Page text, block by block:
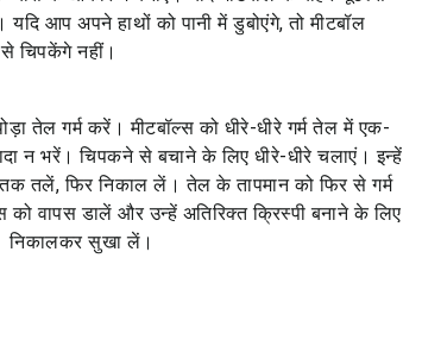
आप अपने हाथों को पानी में डुबोएंगे, तो मीटबॉल
चिपकेंगे नहीं।
तेल गर्म करें। मीटबॉल्स को धीरे-धीरे गर्म तेल में एक-
न भरें। चिपकने से बचाने के लिए धीरे-धीरे चलाएं। इन्हें
तलें, फिर निकाल लें। तेल के तापमान को फिर से गर्म
को वापस डालें और उन्हें अतिरिक्त क्रिस्पी बनाने के लिए
सुखा लें।